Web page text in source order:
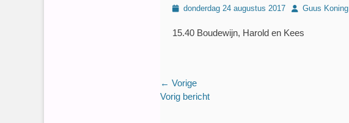
Geplaatst
donderdag 24 augustus 2017 AuthorGuus Koning
15.40 Boudewijn, Harold en Kees
Bericht
navigatie
← Vorige
Vorig
Vorig bericht